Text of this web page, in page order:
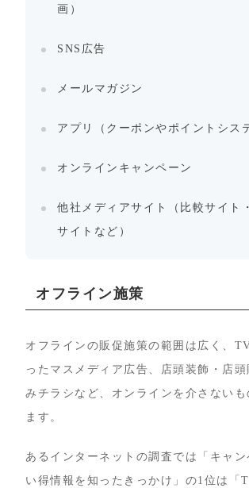
画）
SNS広告
メールマガジン
アプリ（クーポンやポイントシス
オンラインキャンペーン
他社メディアサイト（比較サイト
サイトなど）
オフライン施策
オフラインの販促施策の範囲は広く、
ったマスメディア広告、店頭装飾・店
みチラシなど、オンラインを介さないも
ます。
あるインターネットの調査では「キャ
い得情報を知ったきっかけ」の1位は「